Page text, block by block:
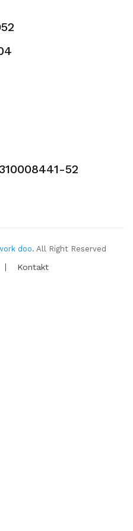
52
doo. All Right Reserved
Kontakt